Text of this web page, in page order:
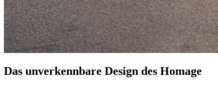
Das unverkennbare Design des Homage